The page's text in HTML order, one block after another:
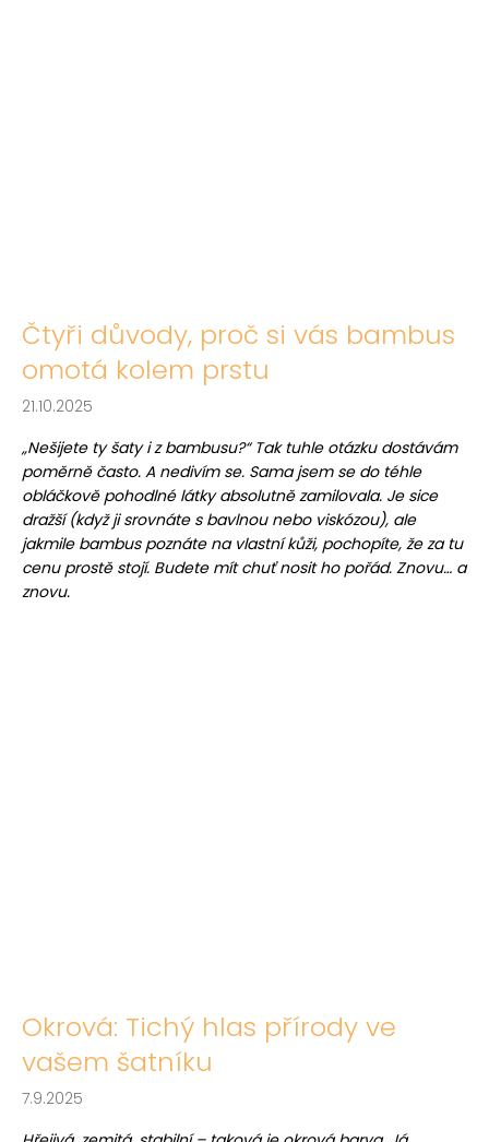
Čtyři důvody, proč si vás bambus
omotá kolem prstu
21.10.2025
„Nešijete ty šaty i z bambusu?“ Tak tuhle otázku dostávám
poměrně často. A nedivím se. Sama jsem se do téhle
obláčkově pohodlné látky absolutně zamilovala. Je sice
dražší (když ji srovnáte s bavlnou nebo viskózou), ale
jakmile bambus poznáte na vlastní kůži, pochopíte, že za tu
cenu prostě stojí. Budete mít chuť nosit ho pořád. Znovu… a
znovu.
Okrová: Tichý hlas přírody ve
vašem šatníku
7.9.2025